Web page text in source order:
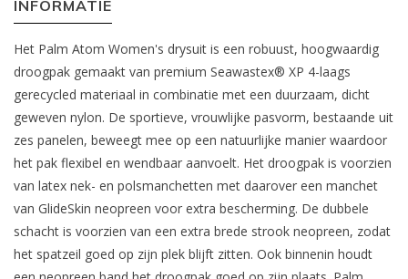
INFORMATIE
Het Palm Atom Women's drysuit is een robuust, hoogwaardig
droogpak gemaakt van premium Seawastex® XP 4-laags
gerecycled materiaal in combinatie met een duurzaam, dicht
geweven nylon. De sportieve, vrouwlijke pasvorm, bestaande uit
zes panelen, beweegt mee op een natuurlijke manier waardoor
het pak flexibel en wendbaar aanvoelt. Het droogpak is voorzien
van latex nek- en polsmanchetten met daarover een manchet
van GlideSkin neopreen voor extra bescherming. De dubbele
schacht is voorzien van een extra brede strook neopreen, zodat
het spatzeil goed op zijn plek blijft zitten. Ook binnenin houdt